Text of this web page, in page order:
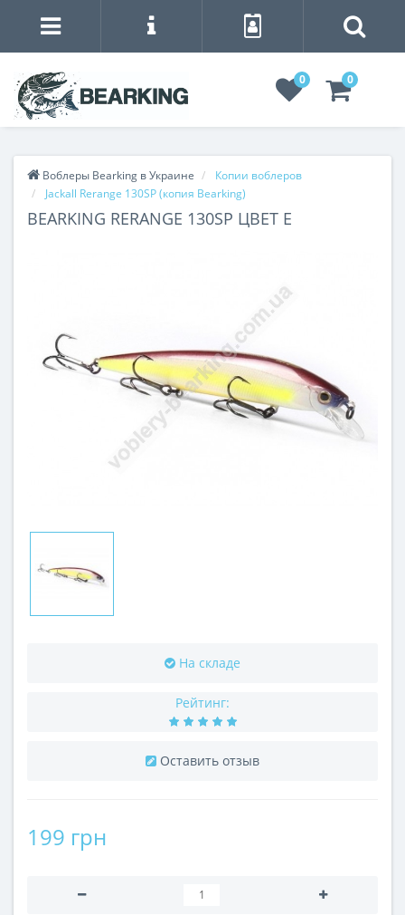
0 0
Воблеры Bearking в Украине
Копии воблеров
Jackall Rerange 130SP (копия Bearking)
BEARKING RERANGE 130SP ЦВЕТ E
На складе
Рейтинг:
Оставить отзыв
199 грн